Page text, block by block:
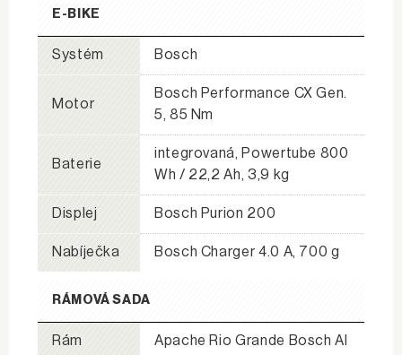
E-BIKE
Systém Bosch
Motor
Bosch Performance CX Gen.
5, 85 Nm
Baterie
integrovaná, Powertube 800
Wh / 22,2 Ah, 3,9 kg
Displej Bosch Purion 200
Nabíječka Bosch Charger 4.0 A, 700 g
RÁMOVÁ SADA
Rám Apache Rio Grande Bosch Al